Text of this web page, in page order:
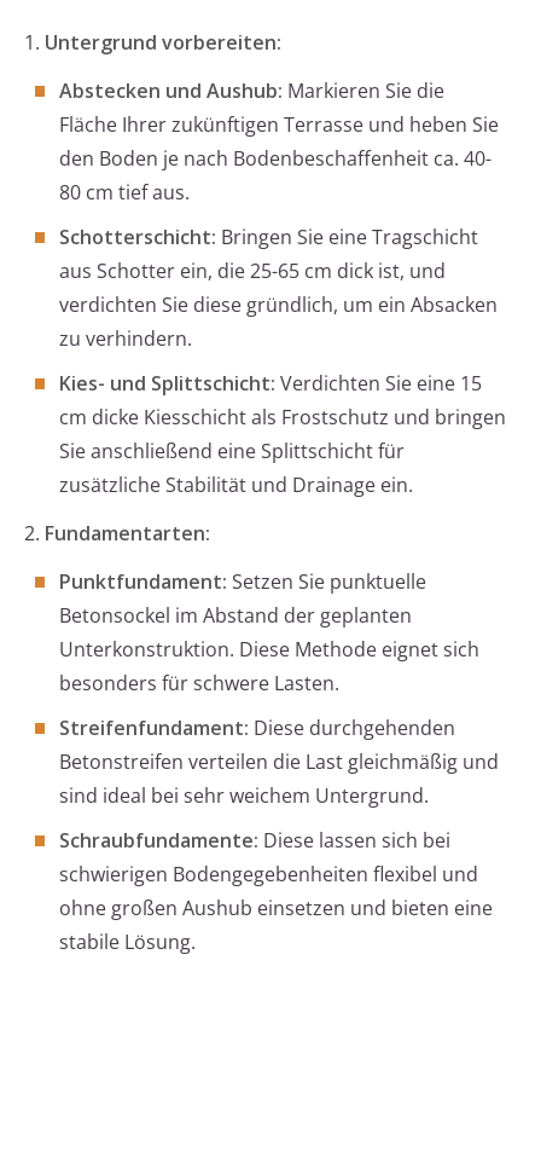
1. Untergrund vorbereiten:
Abstecken und Aushub: Markieren Sie die
Fläche Ihrer zukünftigen Terrasse und heben Sie
den Boden je nach Bodenbeschaffenheit ca. 40-
80 cm tief aus.
Schotterschicht: Bringen Sie eine Tragschicht
aus Schotter ein, die 25-65 cm dick ist, und
verdichten Sie diese gründlich, um ein Absacken
zu verhindern.
Kies- und Splittschicht: Verdichten Sie eine 15
cm dicke Kiesschicht als Frostschutz und bringen
Sie anschließend eine Splittschicht für
zusätzliche Stabilität und Drainage ein.
2. Fundamentarten:
Punktfundament: Setzen Sie punktuelle
Betonsockel im Abstand der geplanten
Unterkonstruktion. Diese Methode eignet sich
besonders für schwere Lasten.
Streifenfundament: Diese durchgehenden
Betonstreifen verteilen die Last gleichmäßig und
sind ideal bei sehr weichem Untergrund.
Schraubfundamente: Diese lassen sich bei
schwierigen Bodengegebenheiten flexibel und
ohne großen Aushub einsetzen und bieten eine
stabile Lösung.